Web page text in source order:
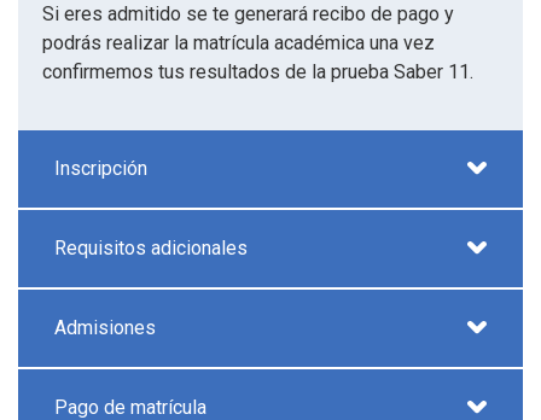
Si eres admitido se te generará recibo de pago y
podrás realizar la matrícula académica una vez
confirmemos tus resultados de la prueba Saber 11.
Inscripción
Requisitos adicionales
Admisiones
Pago de matrícula